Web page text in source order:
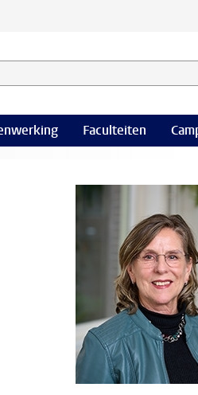
selecteer categorie
Faculteiten